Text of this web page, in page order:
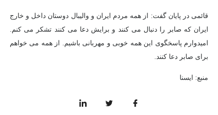
قائمی در پایان گفت: از همه مردم ایران و والیبال دوستان داخل و خارج
ایران که صابر را دنبال می کنند و برایش دعا می کنند تشکر می کنم.
امیدوارم پاسخگوی این همه خوبی و مهربانی باشیم. از همه می خواهم
برای صابر دعا کنند.
منبع: ایسنا